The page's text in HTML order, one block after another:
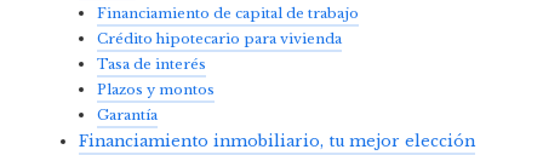
Financiamiento de capital de trabajo
Crédito hipotecario para vivienda
Tasa de interés
Plazos y montos
Garantía
Financiamiento inmobiliario, tu mejor elección